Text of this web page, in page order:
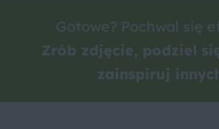
Gotowe? Pochwal się
Zrób zdjęcie, podziel
zainspiruj